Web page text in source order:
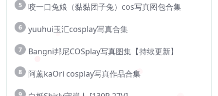
5 咬一口兔娘（黏黏团子兔）cos写真图包合集
6 yuuhui玉汇cosplay写真合集
7 Bangni邦尼COSplay写真图集【持续更新】
8 阿薰kaOri cosplay写真作品合集
9